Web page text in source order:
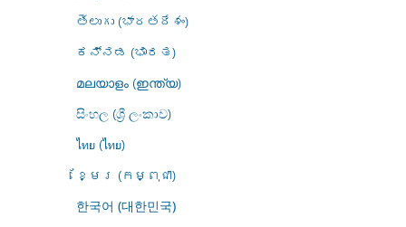
తెలుగు (భారతదేశం)
ಕನ್ನಡ (ಭಾರತ)
മലയാളം (ഇന്ത്യ)
සිංහල (ශ්‍රී ලංකාව)
ไทย (ไทย)
ខ្មែរ (កម្ពុជា)
한국어 (대한민국)